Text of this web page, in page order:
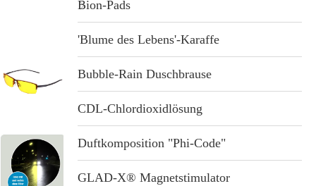
Abonnement
Geschenkideen
Immunsystemstärkung
St. Helia-Produkte
Spezial-Angebote
Fundgrube
Bion-Pads
'Blume des Lebens'-Karaffe
Bubble-Rain Duschbrause
CDL-Chlordioxidlösung
Duftkomposition "Phi-Code"
GLAD-X® Magnetstimulator